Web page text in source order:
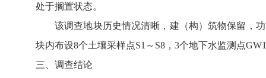
处于搁置状态。
该调查地块历史情况清晰，建（构）筑物保留，
块内布设8个土壤采样点S1～S8，3个地下水监测点
三、调查结论